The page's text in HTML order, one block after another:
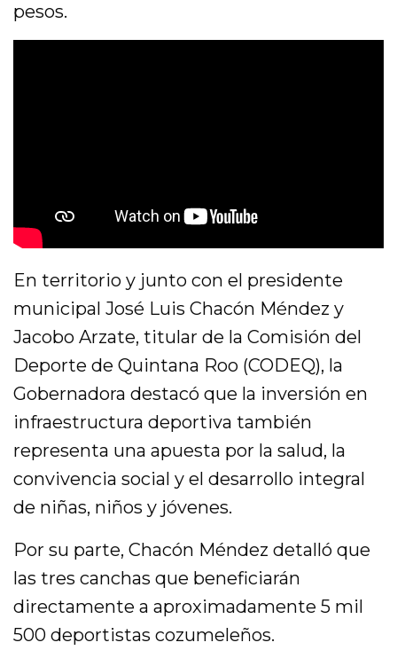
pesos.
En territorio y junto con el presidente
municipal José Luis Chacón Méndez y
Jacobo Arzate, titular de la Comisión del
Deporte de Quintana Roo (CODEQ), la
Gobernadora destacó que la inversión en
infraestructura deportiva también
representa una apuesta por la salud, la
convivencia social y el desarrollo integral
de niñas, niños y jóvenes.
Por su parte, Chacón Méndez detalló que
las tres canchas que beneficiarán
directamente a aproximadamente 5 mil
500 deportistas cozumeleños.